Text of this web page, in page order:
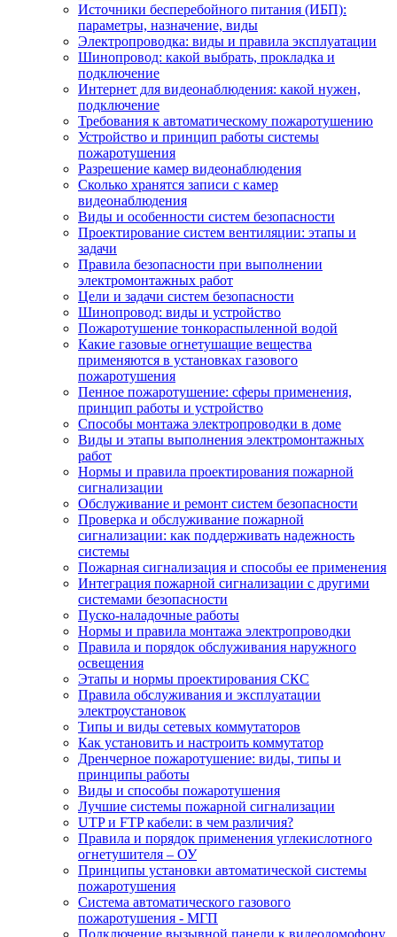
Источники бесперебойного питания (ИБП):
параметры, назначение, виды
Электропроводка: виды и правила эксплуатации
Шинопровод: какой выбрать, прокладка и
подключение
Интернет для видеонаблюдения: какой нужен,
подключение
Требования к автоматическому пожаротушению
Устройство и принцип работы системы
пожаротушения
Разрешение камер видеонаблюдения
Сколько хранятся записи с камер
видеонаблюдения
Виды и особенности систем безопасности
Проектирование систем вентиляции: этапы и
задачи
Правила безопасности при выполнении
электромонтажных работ
Цели и задачи систем безопасности
Шинопровод: виды и устройство
Пожаротушение тонкораспыленной водой
Какие газовые огнетушащие вещества
применяются в установках газового
пожаротушения
Пенное пожаротушение: сферы применения,
принцип работы и устройство
Способы монтажа электропроводки в доме
Виды и этапы выполнения электромонтажных
работ
Нормы и правила проектирования пожарной
сигнализации
Обслуживание и ремонт систем безопасности
Проверка и обслуживание пожарной
сигнализации: как поддерживать надежность
системы
Пожарная сигнализация и способы ее применения
Интеграция пожарной сигнализации с другими
системами безопасности
Пуско-наладочные работы
Нормы и правила монтажа электропроводки
Правила и порядок обслуживания наружного
освещения
Этапы и нормы проектирования СКС
Правила обслуживания и эксплуатации
электроустановок
Типы и виды сетевых коммутаторов
Как установить и настроить коммутатор
Дренчерное пожаротушение: виды, типы и
принципы работы
Виды и способы пожаротушения
Лучшие системы пожарной сигнализации
UTP и FTP кабели: в чем различия?
Правила и порядок применения углекислотного
огнетушителя – ОУ
Принципы установки автоматической системы
пожаротушения
Система автоматического газового
пожаротушения - МГП
Подключение вызывной панели к видеодомофону